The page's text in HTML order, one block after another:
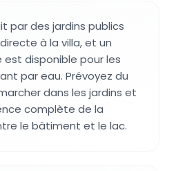
par des jardins publics
à la villa, et un
disponible pour les
par eau. Prévoyez du
dans les jardins et
complète de la
le bâtiment et le lac.